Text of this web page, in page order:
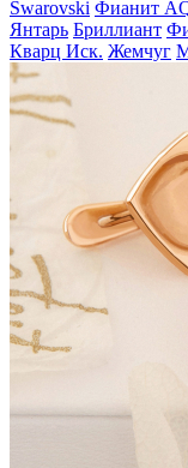
Swarovski Фианит
Янтарь Бриллиант
Кварц Иск. Жемчуг